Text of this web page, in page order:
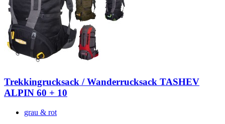
Trekkingrucksack / Wanderrucksack TASHEV
ALPIN 60 + 10
grau & rot